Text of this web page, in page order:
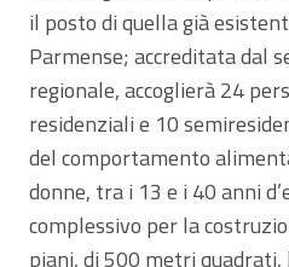
il posto di quella già
Parmense; accreditata dal
regionale, accoglierà 24
residenziali e 10
del comportamento
donne, tra i 13 e i 40 anni
complessivo per la
piani, di 500 metri